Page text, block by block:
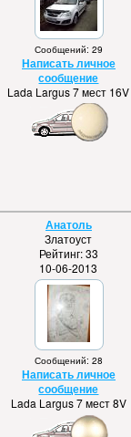
Сообщений: 29
Написать личное
сообщение
Lada Largus 7 мест 16V
Анатоль
Златоуст
Рейтинг: 33
10-06-2013
Сообщений: 28
Написать личное
сообщение
Lada Largus 7 мест 8V